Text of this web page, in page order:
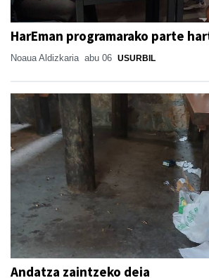
HarEman programarako parte
Noaua Aldizkaria abu 06 USURBIL
Andatza zaintzeko deia